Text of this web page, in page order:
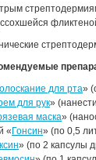
для рта»
для рук»
маска»
« Гонсин» (по 0,5
» (по 2 капсулы